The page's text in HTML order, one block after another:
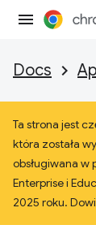
Docs
Ta strona jest
która została
obsługiwana w
Enterprise i
2025 roku.